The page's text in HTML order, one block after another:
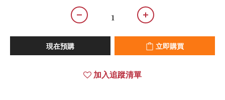
現在預購 立即購買
加入追蹤清單